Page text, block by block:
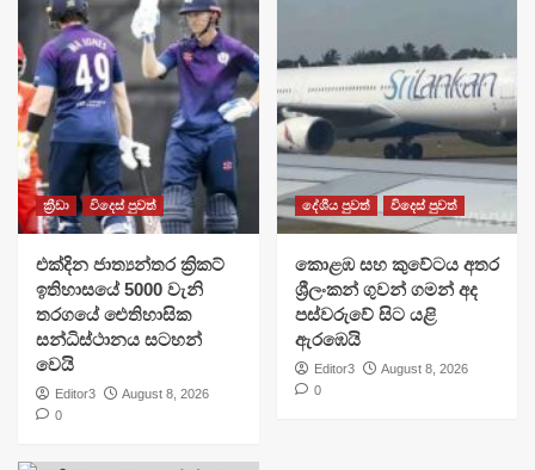
ක්‍රීඩා විදෙස් පුවත්
එක්දින ජාත්‍යන්තර ක්‍රිකට්
ඉතිහාසයේ 5000 වැනි
තරගයේ ඓතිහාසික
සන්ධිස්ථානය සටහන්
වෙයි
Editor3
August 8, 2026
0
දේශීය පුවත් විදෙස් පුවත්
​කොළඹ සහ කුවේටය අතර
ශ්‍රීලංකන් ගුවන් ගමන් අද
පස්වරුවේ සිට යළි
ඇරඹෙයි
Editor3
August 8, 2026
0